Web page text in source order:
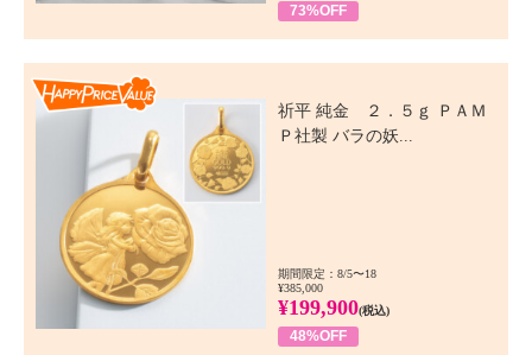
73%OFF
祈平 純金 ２．５ｇ ＰＡＭ
Ｐ社製 バラの妖...
期間限定：8/5〜18
¥385,000
¥199,900(税込)
48%OFF